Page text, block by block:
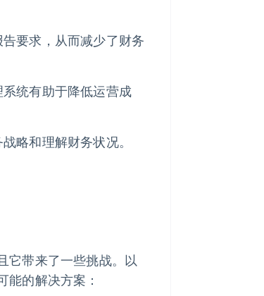
要求，从而减少了财务
统有助于降低运营成
略和理解财务状况。
它带来了一些挑战。以
的解决方案：